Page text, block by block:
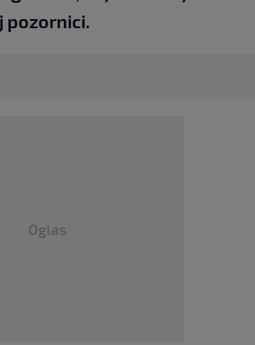
pozornici.
Oglas